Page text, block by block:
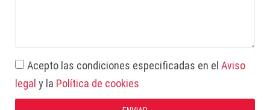
Acepto las condiciones especificadas en el Aviso
legal y la Política de cookies